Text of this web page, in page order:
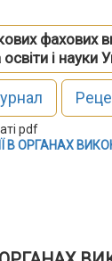
і
В ОРГАНАХ